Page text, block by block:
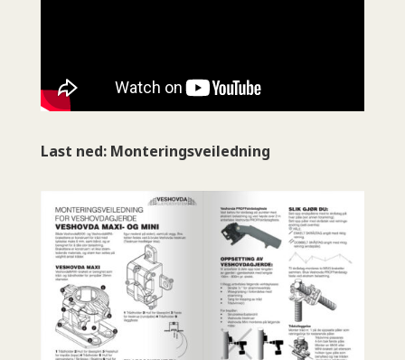
Last ned: Monteringsveiledning